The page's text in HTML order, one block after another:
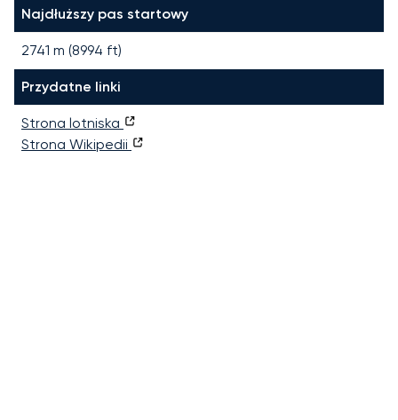
Najdłuższy pas startowy
2741 m (8994 ft)
Przydatne linki
Strona lotniska
Strona Wikipedii